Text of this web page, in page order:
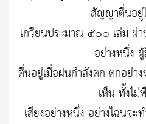
สัญญาตื่นอยู่
เกวียนประมาณ ๕๐๐ เล่ม ผ่า
อย่างหนึ่ง
ตื่นอยู่เมื่อฝนกำลังตก ตกอย่า
เห็น ทั้งไม่
เสียงอย่างหนึ่ง อย่างไฉนจะ